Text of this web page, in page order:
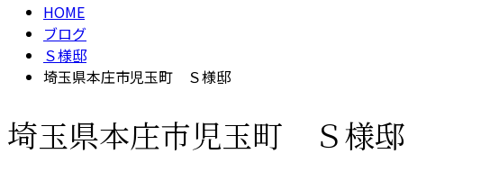
メールフォーム
HOME
ブログ
Ｓ様邸
埼玉県本庄市児玉町 Ｓ様邸
埼玉県本庄市児玉町 Ｓ様邸